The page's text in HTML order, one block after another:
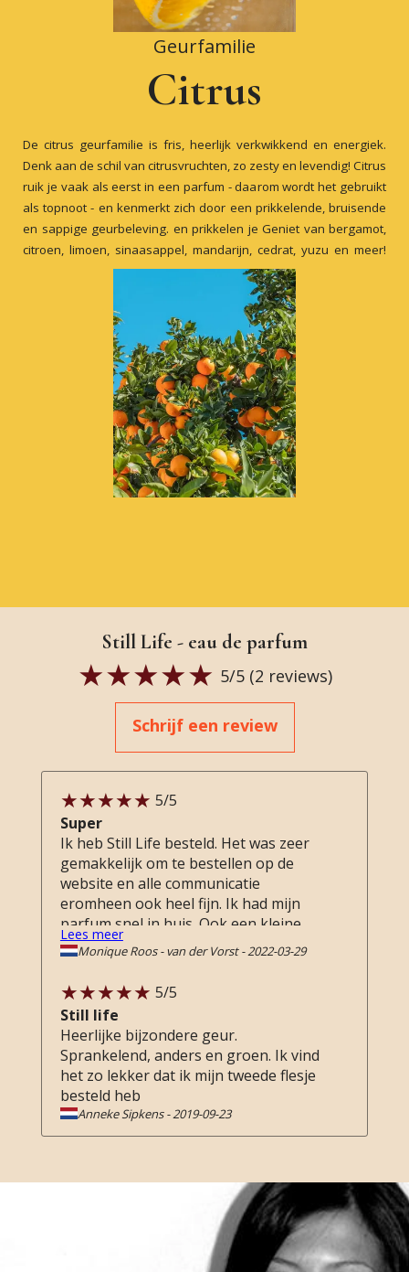
Geurfamilie
Citrus
De citrus geurfamilie is fris, heerlijk verkwikkend en energiek.
Denk aan de schil van citrusvruchten, zo zesty en levendig! Citrus
ruik je vaak als eerst in een parfum - daarom wordt het gebruikt
als topnoot - en kenmerkt zich door een prikkelende, bruisende
en sappige geurbeleving. en prikkelen je Geniet van bergamot,
citroen, limoen, sinaasappel, mandarijn, cedrat, yuzu en meer!
Still Life - eau de parfum
5/5 (2 reviews)
Schrijf een review
5/5
Super
Ik heb Still Life besteld. Het was zeer
gemakkelijk om te bestellen op de
website en alle communicatie
eromheen ook heel fijn. Ik had mijn
parfum snel in huis. Ook een kleine
attentie in de vorm van samples. Het
enige nadeel vind ik dat er eentje zo
lekker was dat ik die ook graag wil
hebben/bestellen.......
Lees meer
Monique Roos - van der Vorst-2022-03-29
5/5
Still life
Heerlijke bijzondere geur.
Sprankelend, anders en groen. Ik vind
het zo lekker dat ik mijn tweede flesje
besteld heb
Anneke Sipkens-2019-09-23